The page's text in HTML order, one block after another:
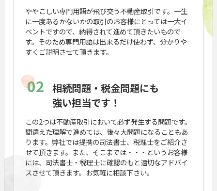
ややこしい専門用語が飛び交う不動産取引です。一生
に一度あるかないかの取引のお客様にとっては一大イ
ベントですので、納得されて進めて頂きたいもので
す。そのため専門用語は出来るだけ使わず、分かりや
すくご説明させて頂きます。
02 相続問題・税金問題にも
強い担当です！
この2つは不動産取引において必ず発生する問題です。
間違えた理解で進めては、後々大問題になることもあ
ります。弊社では提携の司法書士、税理士をご紹介さ
せて頂きます。また、そこまでは・・・というお客様
には、司法書士・税理士に確認のもと適切なアドバイ
スさせて頂きます。お気軽に相談下さい。